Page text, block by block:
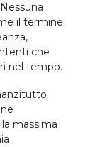
Nessuna
il termine
che
nel tempo.
massima